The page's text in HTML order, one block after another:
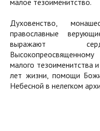
малое тезоименитство.
Духовенство,
православные
выражают
малого тезоименитства
лет жизни, помощи
Небесной в нелегком